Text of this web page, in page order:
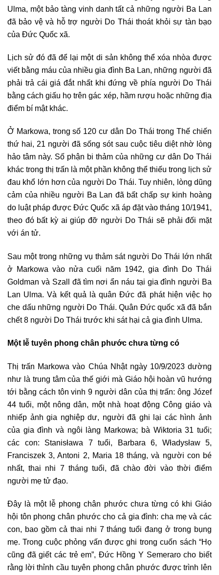
Ulma, một bảo tàng vinh danh tất cả những người Ba Lan
đã bảo vệ và hỗ trợ người Do Thái thoát khỏi sự tàn bạo
của Đức Quốc xã.
Lịch sử đó đã để lại một di sản không thể xóa nhòa được
viết bằng máu của nhiều gia đình Ba Lan, những người đã
phải trả cái giá đắt nhất khi đứng về phía người Do Thái
bằng cách giấu họ trên gác xép, hầm rượu hoặc những địa
điểm bí mật khác.
Ở Markowa, trong số 120 cư dân Do Thái trong Thế chiến
thứ hai, 21 người đã sống sót sau cuộc tiêu diệt nhờ lòng
hảo tâm này. Số phận bi thảm của những cư dân Do Thái
khác trong thị trấn là một phần không thể thiếu trong lịch sử
đau khổ lớn hơn của người Do Thái. Tuy nhiên, lòng dũng
cảm của nhiều người Ba Lan đã bất chấp sự kinh hoàng
do luật pháp được Đức Quốc xã áp đặt vào tháng 10/1941,
theo đó bất kỳ ai giúp đỡ người Do Thái sẽ phải đối mặt
với án tử.
Sau một trong những vụ thảm sát người Do Thái lớn nhất
ở Markowa vào nửa cuối năm 1942, gia đình Do Thái
Goldman và Szall đã tìm nơi ẩn náu tại gia đình người Ba
Lan Ulma. Và kết quả là quân Đức đã phát hiện việc họ
che dấu những người Do Thái. Quân Đức quốc xã đã bắn
chết 8 người Do Thái trước khi sát hại cả gia đình Ulma.
Một lễ tuyên phong chân phước chưa từng có
Thị trấn Markowa vào Chúa Nhật ngày 10/9/2023 dường
như là trung tâm của thế giới mà Giáo hội hoàn vũ hướng
tới bằng cách tôn vinh 9 người dân của thị trấn: ông Józef
44 tuổi, một nông dân, một nhà hoạt động Công giáo và
nhiếp ảnh gia nghiệp dư, người đã ghi lại các hình ảnh
của gia đình và ngôi làng Markowa; bà Wiktoria 31 tuổi;
các con: Stanisława 7 tuổi, Barbara 6, Władysław 5,
Franciszek 3, Antoni 2, Maria 18 tháng, và người con bé
nhất, thai nhi 7 tháng tuổi, đã chào đời vào thời điểm
người mẹ tử đạo.
Đây là một lễ phong chân phước chưa từng có khi Giáo
hội tôn phong chân phước cho cả gia đình: cha mẹ và các
con, bao gồm cả thai nhi 7 tháng tuổi đang ở trong bụng
mẹ. Trong cuộc phỏng vấn được ghi trong cuốn sách “Họ
cũng đã giết các trẻ em”, Đức Hồng Y Semeraro cho biết
rằng lời thỉnh cầu tuyên phong chân phước được trình lên